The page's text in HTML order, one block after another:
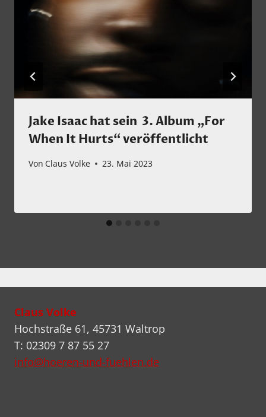
Jake Isaac hat sein 3. Album „For
When It Hurts“ veröffentlicht
Von Claus Volke 23. Mai 2023
Claus Volke
Hochstraße 61, 45731 Waltrop
T: 02309 7 87 55 27
info@hoeren-und-fuehlen.de